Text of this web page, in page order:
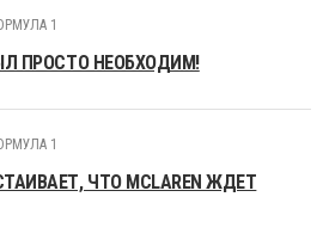
1
ПРОСТО НЕОБХОДИМ!
1
ЧТО MCLAREN ЖДЕТ